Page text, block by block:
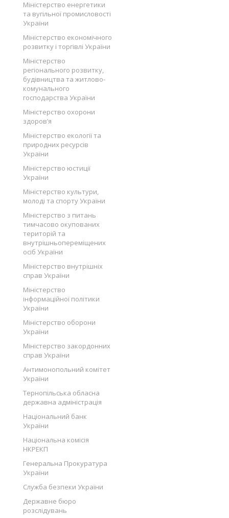
Міністерство енергетики
та вугільної промисловості
України
Міністерство економічного
розвитку і торгівлі України
Міністерство
регіонального розвитку,
будівництва та житлово-
комунального
господарства України
Міністерство охорони
здоров’я
Міністерство екології та
природних ресурсів
України
Міністерство юстиції
України
Міністерство культури,
молоді та спорту України
Міністерство з питань
тимчасово окупованих
територій та
внутрішньопереміщених
осіб України
Міністерство внутрішніх
справ України
Міністерство
інформаційної політики
України
Міністерство оборони
України
Міністерство закордонних
справ України
Антимонопольний комітет
України
Тернопільська обласна
державна адміністрація
Національний банк
України
Національна комісія
НКРЕКП
Генеральна Прокуратура
України
Служба безпеки України
Державне бюро
розслідувань